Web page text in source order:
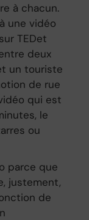
à chacun.
une vidéo
TEDet
deux
un touriste
de rue
qui est
le
ou
parce que
justement,
de